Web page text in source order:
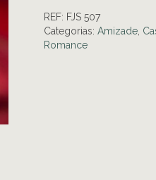
REF: FJS 507
Categorias: Amizade
Romance